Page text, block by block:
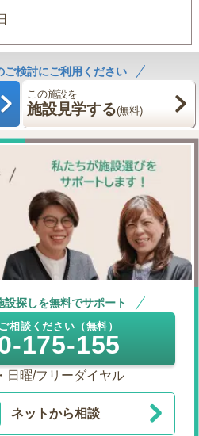
ご検討にご利用ください
この施設を
施設見学する(無料)
設探しを無料でサポート
相談ください（無料）
175-155
日曜/フリーダイヤル
ネットから相談